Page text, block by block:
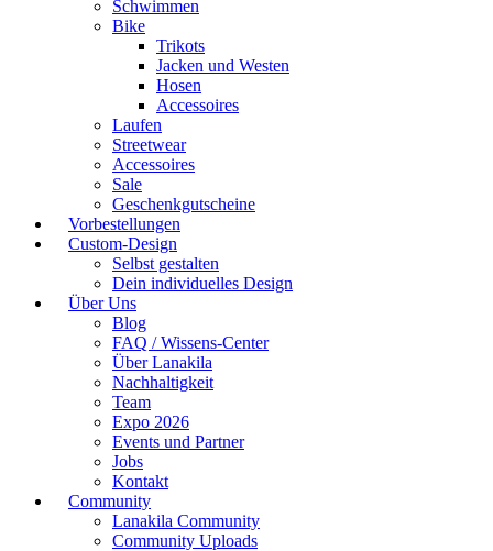
Schwimmen
Bike
Trikots
Jacken und Westen
Hosen
Accessoires
Laufen
Streetwear
Accessoires
Sale
Geschenkgutscheine
Vorbestellungen
Custom-Design
Selbst gestalten
Dein individuelles Design
Über Uns
Blog
FAQ / Wissens-Center
Über Lanakila
Nachhaltigkeit
Team
Expo 2026
Events und Partner
Jobs
Kontakt
Community
Lanakila Community
Community Uploads